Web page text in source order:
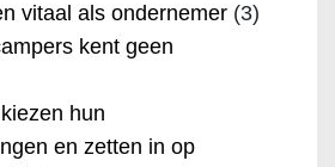
vitaal als ondernemer (3)
kent geen
hun
en zetten in op